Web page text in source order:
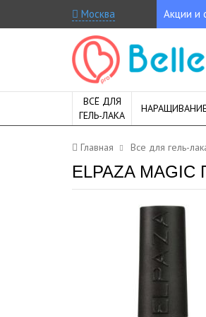
Москва Акции и
ВСЁ ДЛЯ
ГЕЛЬ-ЛАКА
Главная Все для гель-
ELPAZA